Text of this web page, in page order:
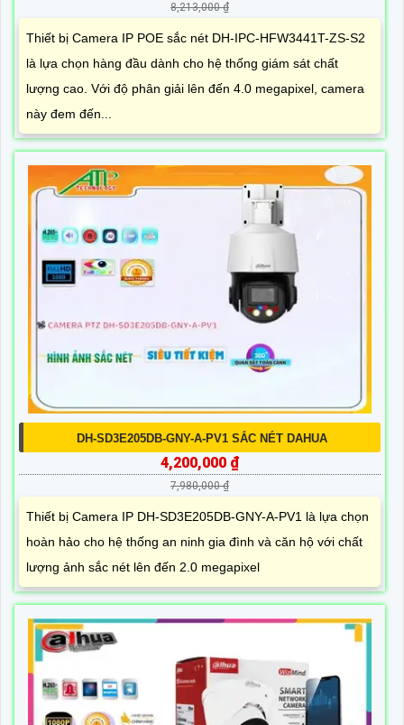
8,213,000 ₫
Thiết bị Camera IP POE sắc nét DH-IPC-HFW3441T-ZS-S2
là lựa chọn hàng đầu dành cho hệ thống giám sát chất
lượng cao. Với độ phân giải lên đến 4.0 megapixel, camera
này đem đến...
DH-SD3E205DB-GNY-A-PV1 SẮC NÉT DAHUA
4,200,000 ₫
7,980,000 ₫
Thiết bị Camera IP DH-SD3E205DB-GNY-A-PV1 là lựa chọn
hoàn hảo cho hệ thống an ninh gia đình và căn hộ với chất
lượng ảnh sắc nét lên đến 2.0 megapixel